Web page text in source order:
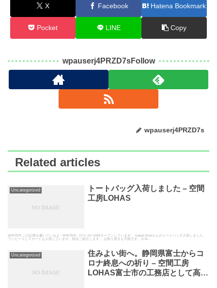
X Facebook Hatena Bookmark
Pocket LINE Copy
wpauserj4PRZD7sFollow
wpauserj4PRZD7s
Related articles
Uncategorized
トートバッグ入荷しました – 空間
工房LOHAS
WRITER この記事を書いている人 - WRITER - 27㈭ 10~16時オープンしています。 sweet blueさんのトートバッグ入荷しました。
ワンピースとスカートも入荷しています。順次ご紹介します。 お取り置きも可能です。ＤＭ...
Uncategorized
住みよい街へ。静岡県富士からコ
ロナ終息への祈り – 空間工房
LOHAS富士市の工務店として高断